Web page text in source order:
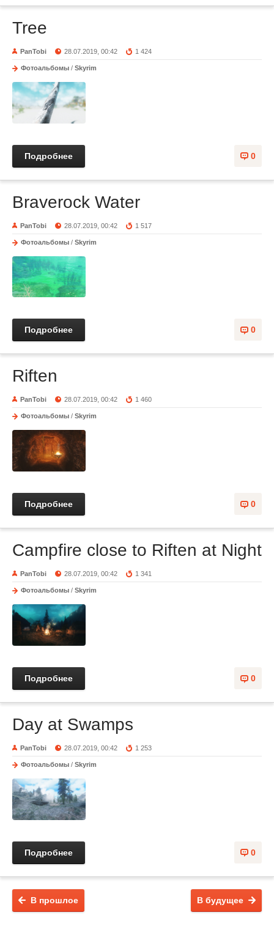
Tree
PanTobi 28.07.2019, 00:42 1 424
Фотоальбомы / Skyrim
0
Подробнее
Braverock Water
PanTobi 28.07.2019, 00:42 1 517
Фотоальбомы / Skyrim
0
Подробнее
Riften
PanTobi 28.07.2019, 00:42 1 460
Фотоальбомы / Skyrim
0
Подробнее
Campfire close to Riften at Night
PanTobi 28.07.2019, 00:42 1 341
Фотоальбомы / Skyrim
0
Подробнее
Day at Swamps
PanTobi 28.07.2019, 00:42 1 253
Фотоальбомы / Skyrim
0
Подробнее
В будущее
В прошлое